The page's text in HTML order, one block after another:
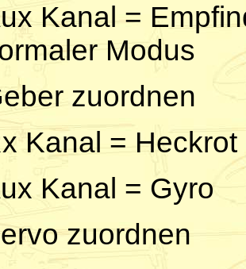
Kanal =
Modus
zuordnen
Kanal = Heckrot
Kanal = Gyro
zuordnen